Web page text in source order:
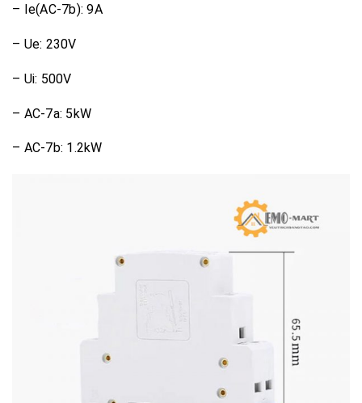
– Ie(AC-7b): 9A
– Ue: 230V
– Ui: 500V
– AC-7a: 5kW
– AC-7b: 1.2kW